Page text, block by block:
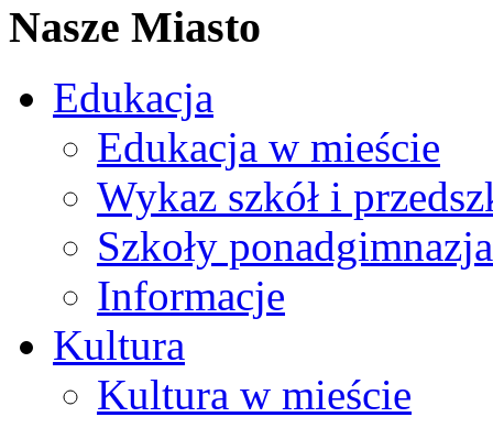
Nasze Miasto
Edukacja
Edukacja w mieście
Wykaz szkół i
Szkoły
Informacje
Kultura
Kultura w mieście